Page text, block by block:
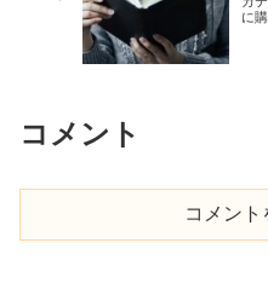
に
コメント
コメント